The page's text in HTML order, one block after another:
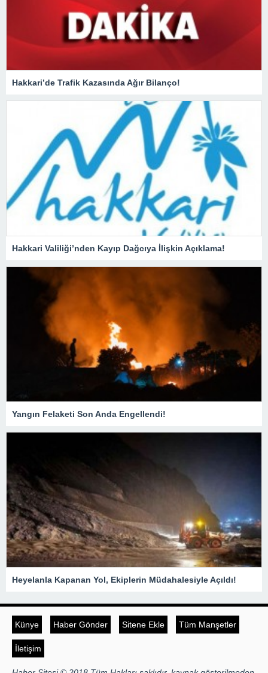
Hakkari’de Trafik Kazasında Ağır Bilanço!
Hakkari Valiliği’nden Kayıp Dağcıya İlişkin Açıklama!
Yangın Felaketi Son Anda Engellendi!
Heyelanla Kapanan Yol, Ekiplerin Müdahalesiyle Açıldı!
Künye Haber Gönder Sitene Ekle Tüm Manşetler
İletişim